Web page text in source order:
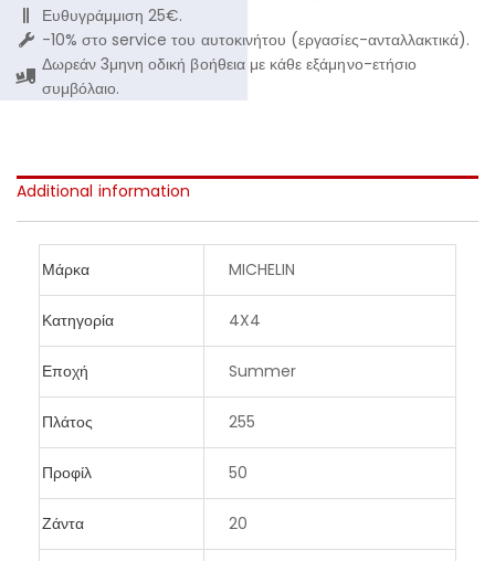
Ευθυγράμμιση 25€.
-10% στο service του αυτοκινήτου (εργασίες-ανταλλακτικά).
Δωρεάν 3μηνη οδική βοήθεια με κάθε εξάμηνο-ετήσιο
συμβόλαιο.
Additional information
Μάρκα MICHELIN
Κατηγορία 4X4
Εποχή Summer
Πλάτος 255
Προφίλ 50
Ζάντα 20